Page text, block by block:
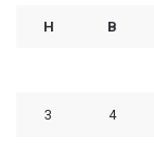
H B
3 4